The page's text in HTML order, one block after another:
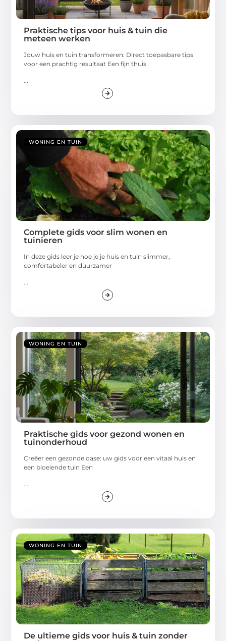
Praktische tips voor huis & tuin die
meteen werken
Jouw huis en tuin transformeren: Direct toepasbare tips
voor een prachtig resultaat Een fijn thuis
WONING EN TUIN
Complete gids voor slim wonen en
tuinieren
In deze gids leer je hoe je je huis en tuin slimmer,
comfortabeler en duurzamer
WONING EN TUIN
Praktische gids voor gezond wonen en
tuinonderhoud
Creëer een gezonde oase: uw gids voor een vitaal huis en
een bloeiende tuin Een
WONING EN TUIN
De ultieme gids voor huis & tuin zonder